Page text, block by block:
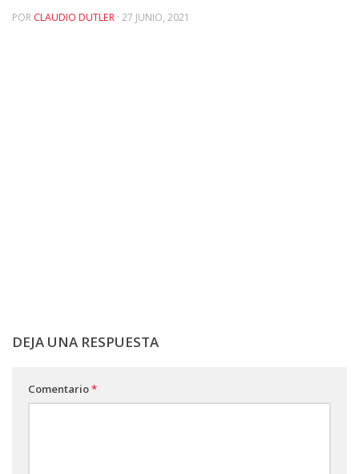
POR CLAUDIO DUTLER · 27 JUNIO, 2021
DEJA UNA RESPUESTA
Comentario*